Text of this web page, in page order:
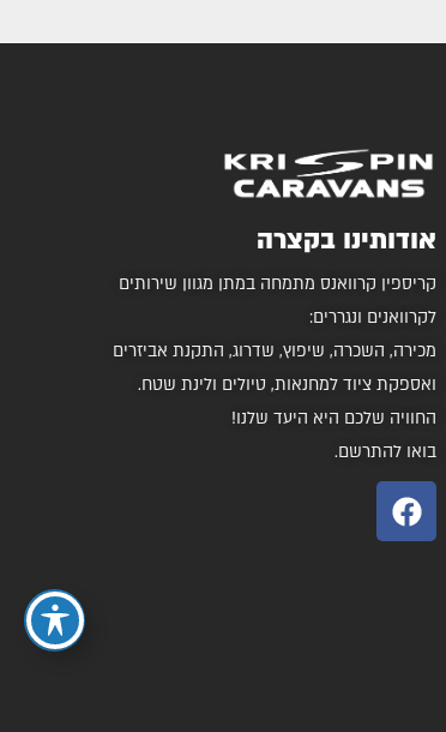
אודותינו בקצרה
קריספין קרוואנס מתמחה במתן מגוון שירותים
לקרוואנים ונגררים:
מכירה, השכרה, שיפוץ, שדרוג, התקנת אביזרים
ואספקת ציוד למחנאות, טיולים ולינת שטח.
החוויה שלכם היא היעד שלנו!
בואו להתרשם.